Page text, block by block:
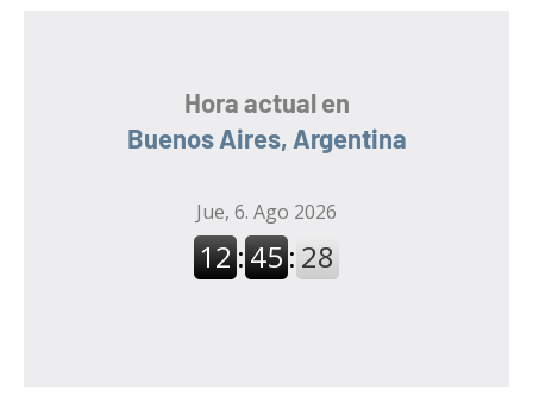
Hora actual en
Buenos Aires, Argentina